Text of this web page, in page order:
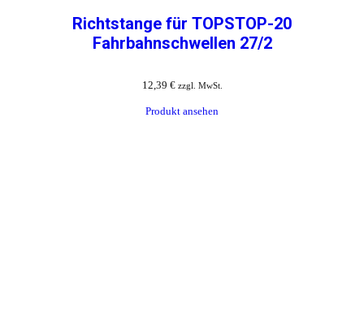
Richtstange für TOPSTOP-20
Fahrbahnschwellen 27/2
12,39 € zzgl. MwSt.
Produkt ansehen